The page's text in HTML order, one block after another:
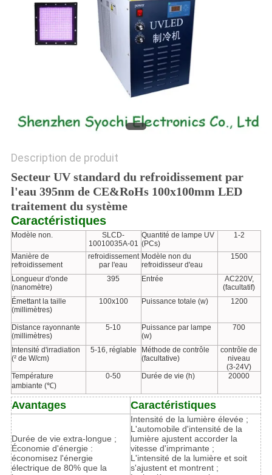
PRIVACY
POLICY
Description de produit
Secteur UV standard du refroidissement par
l'eau 395nm de CE&RoHs 100x100mm LED
traitement du système
Caractéristiques
Modèle non.
SLCD-
10010035A-01
Quantité de lampe UV
(PCs)
1-2
Manière de
refroidissement
refroidissement
par l'eau
Modèle non du
refroidisseur d'eau
1500
Longueur d'onde
(nanomètre)
395 Entrée
AC220V,
(facultatif)
Émettant la taille
(millimètres)
100x100 Puissance totale (w) 1200
Distance rayonnante
(millimètres)
5-10
Puissance par lampe
(w)
700
Intensité d'irradiation
(² de W/cm)
5-16, réglable
Méthode de contrôle
(facultative)
contrôle de
niveau
(3-24V)
Température
ambiante (℃)
0-50 Durée de vie (h) 20000
Avantages Caractéristiques
Durée de vie extra-longue ;
Économie d'énergie :
économisez l'énergie
électrique de 80% que la
Intensité de la lumière élevée ;
L'automobile d'intensité de la
lumière ajustent accorder la
vitesse d'imprimante ;
L'intensité de la lumière et soit
s'ajustent et montrent ;